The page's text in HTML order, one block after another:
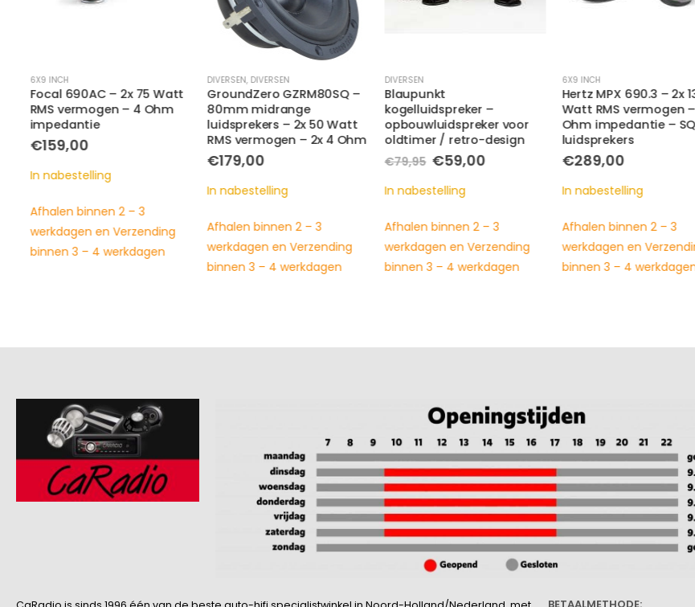
6X9 INCH
Focal 690AC – 2x 75 Watt
RMS vermogen – 4 Ohm
impedantie
159,00
In nabestelling
Afhalen binnen 2 – 3
werkdagen en Verzending
binnen 3 – 4 werkdagen
DIVERSEN,DIVERSEN
GroundZero GZRM80SQ –
80mm midrange
luidsprekers – 2x 50 Watt
RMS vermogen – 2x 4 Ohm
179,00
In nabestelling
Afhalen binnen 2 – 3
werkdagen en Verzending
binnen 3 – 4 werkdagen
DIVERSEN
Blaupunkt
kogelluidspreker –
opbouwluidspreker voor
oldtimer / retro-design
79,95 Oorspronkelijke
was:
€79,95.
€ 59,00Huidige
In nabestelling
Afhalen binnen 2 – 3
werkdagen en Verzending
binnen 3 – 4 werkdagen
6X9 INCH
Hertz MPX 690.3 – 2x 130
Watt RMS vermogen – 4
Ohm impedantie – SQ
luidsprekers
289,00
In nabestelling
Afhalen binnen 2 – 3
werkdagen en Verzending
binnen 3 – 4 werkdagen